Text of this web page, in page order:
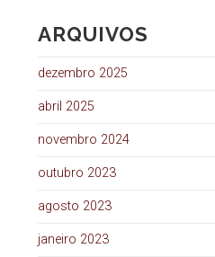
ARQUIVOS
dezembro 2025
abril 2025
novembro 2024
outubro 2023
agosto 2023
janeiro 2023